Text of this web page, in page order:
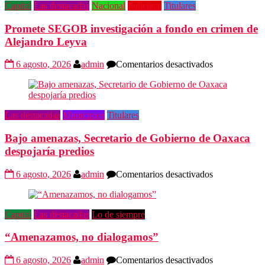
Capital Las destacadas Nacional Policiaca Titulares
Promete SEGOB investigación a fondo en crimen de
Alejandro Leyva
6 agosto, 2026 admin Comentarios desactivadosen
SEGOB
crimen
Las destacadas Municipios Titulares
Bajo amenazas, Secretario de Gobierno de Oaxaca
despojaría predios
6 agosto, 2026 admin Comentarios desactivadosen
despojaría
Capital Las destacadas Lo de siempre
“Amenazamos, no dialogamos”
6 agosto, 2026 admin Comentarios desactivadosen